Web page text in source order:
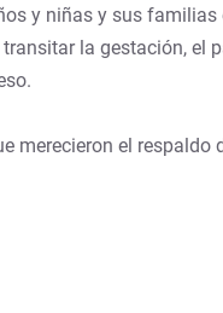
y niñas y sus
la gestación, el
merecieron el respaldo